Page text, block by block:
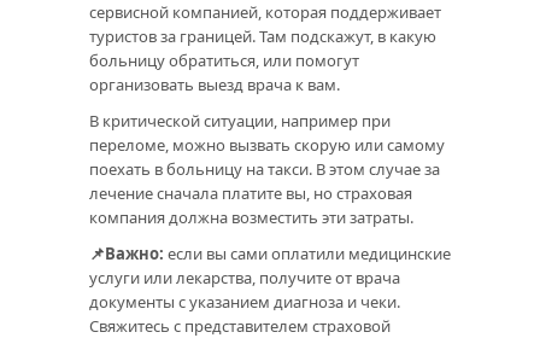
сервисной компанией, которая поддерживает
туристов за границей. Там подскажут, в какую
больницу обратиться, или помогут
организовать выезд врача к вам.
В критической ситуации, например при
переломе, можно вызвать скорую или самому
поехать в больницу на такси. В этом случае за
лечение сначала платите вы, но страховая
компания должна возместить эти затраты.
📌Важно: если вы сами оплатили медицинские
услуги или лекарства, получите от врача
документы с указанием диагноза и чеки.
Свяжитесь с представителем страховой